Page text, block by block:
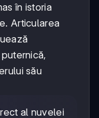
în istoria
Articularea
său
al nuvelei